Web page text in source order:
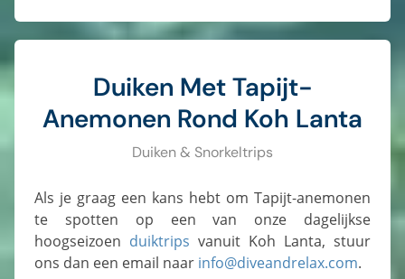
Duiken Met Tapijt-
Anemonen Rond Koh Lanta
Duiken & Snorkeltrips
Als je graag een kans hebt om Tapijt-anemonen
te spotten op een van onze dagelijkse
hoogseizoen duiktrips vanuit Koh Lanta, stuur
ons dan een email naar info@diveandrelax.com.